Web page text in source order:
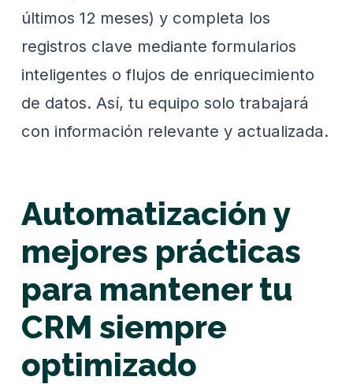
últimos 12 meses) y completa los
registros clave mediante formularios
inteligentes o flujos de enriquecimiento
de datos. Así, tu equipo solo trabajará
con información relevante y actualizada.
Automatización y
mejores prácticas
para mantener tu
CRM siempre
optimizado